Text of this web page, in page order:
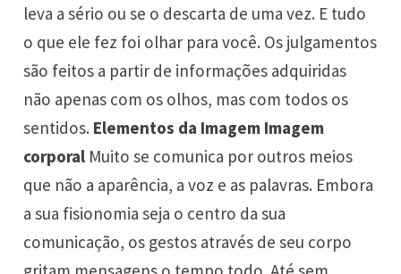
leva a sério ou se o descarta de uma vez. E tudo
o que ele fez foi olhar para você. Os julgamentos
são feitos a partir de informações adquiridas
não apenas com os olhos, mas com todos os
sentidos. Elementos da Imagem Imagem
corporal Muito se comunica por outros meios
que não a aparência, a voz e as palavras. Embora
a sua fisionomia seja o centro da sua
comunicação, os gestos através de seu corpo